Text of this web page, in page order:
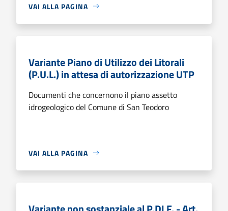
VAI ALLA PAGINA
Variante Piano di Utilizzo dei Litorali
(P.U.L.) in attesa di autorizzazione UTP
Documenti che concernono il piano assetto
idrogeologico del Comune di San Teodoro
VAI ALLA PAGINA